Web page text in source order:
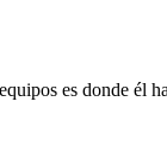
es donde él